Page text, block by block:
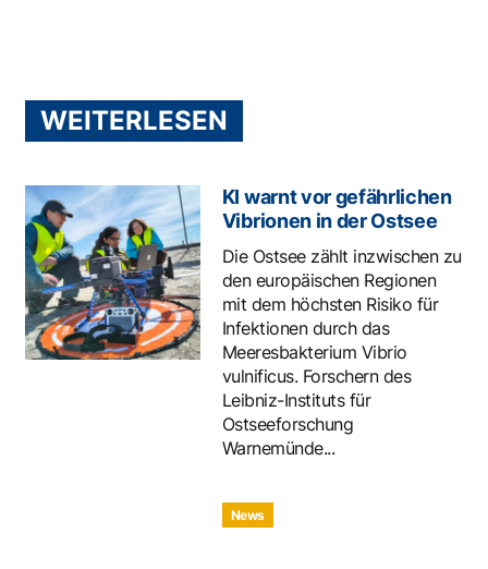
WEITERLESEN
KI warnt vor gefährlichen
Vibrionen in der Ostsee
Die Ostsee zählt inzwischen zu
den europäischen Regionen
mit dem höchsten Risiko für
Infektionen durch das
Meeresbakterium Vibrio
vulnificus. Forschern des
Leibniz-Instituts für
Ostseeforschung
Warnemünde...
News